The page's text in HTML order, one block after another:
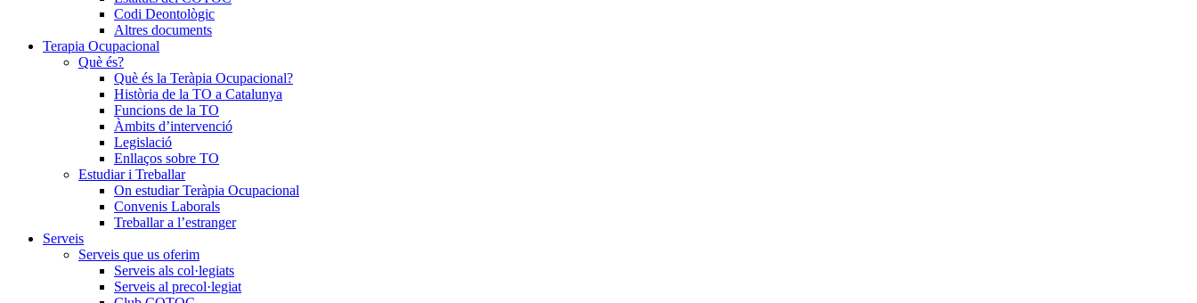
Codi Deontològic
Altres documents
Terapia Ocupacional
Què és?
Què és la Teràpia Ocupacional?
Història de la TO a Catalunya
Funcions de la TO
Àmbits d’intervenció
Legislació
Enllaços sobre TO
Estudiar i Treballar
On estudiar Teràpia Ocupacional
Convenis Laborals
Treballar a l’estranger
Serveis
Serveis que us oferim
Serveis als col·legiats
Serveis al precol·legiat